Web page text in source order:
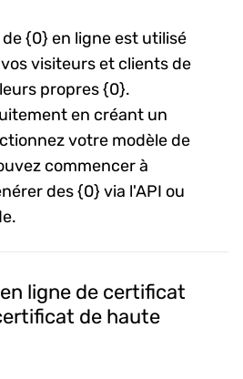
{0} en ligne est utilisé
visiteurs et clients de
propres {0}.
en créant un
votre modèle de
commencer à
des {0} via l'API ou
ligne de certificat
de haute